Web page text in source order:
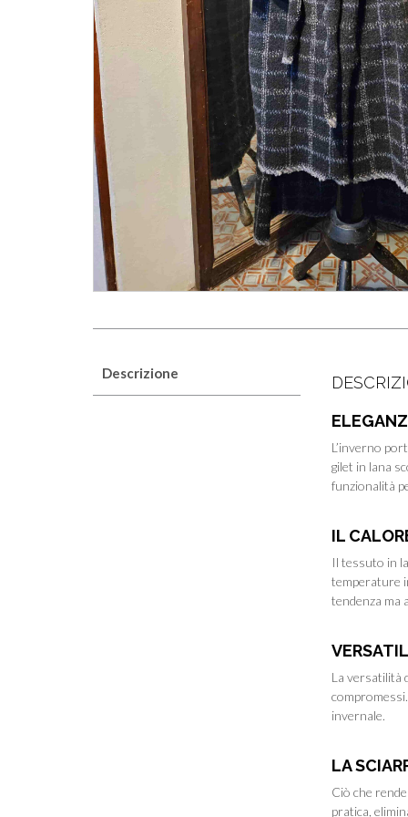
Descrizione
L’inverno
gilet in lana
funzionalità
IL
Il tessuto in
temperature
tendenza ma
La versatilità
invernale.
LA
Ciò che
pratica,